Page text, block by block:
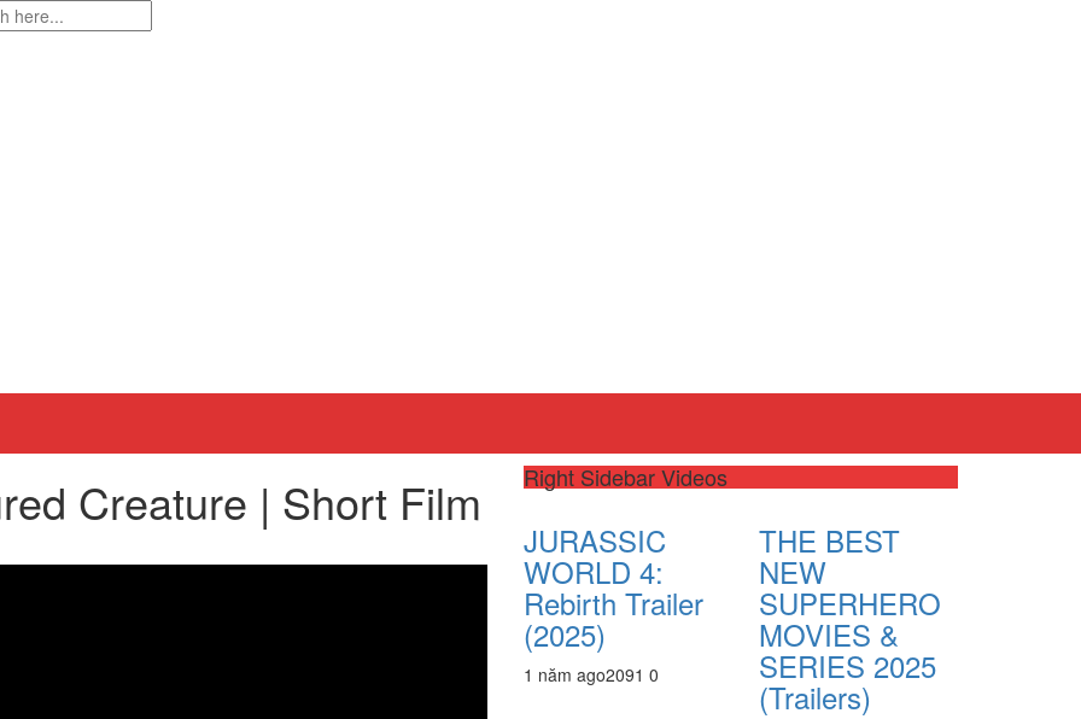
Creature | Short Film Right Sidebar Videos
JURASSIC
WORLD 4:
Rebirth Trailer
(2025)
1 năm ago2091 0
THE BEST
NEW
SUPERHERO
MOVIES &
SERIES 2025
(Trailers)